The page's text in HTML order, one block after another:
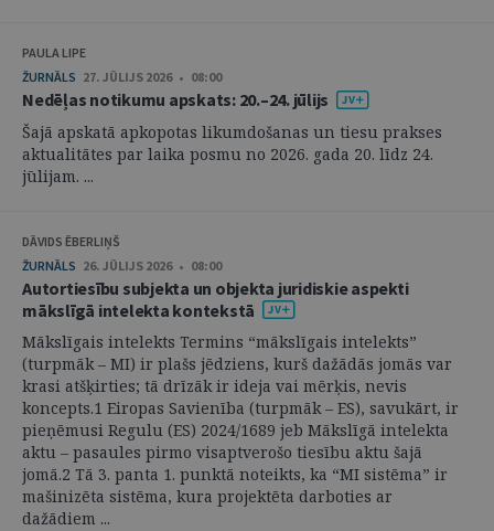
PAULA LIPE
ŽURNĀLS 27. JŪLIJS 2026 • 08:00
Nedēļas notikumu apskats: 20.–24. jūlijs
Šajā apskatā apkopotas likumdošanas un tiesu prakses
aktualitātes par laika posmu no 2026. gada 20. līdz 24.
jūlijam. ...
DĀVIDS ĒBERLIŅŠ
ŽURNĀLS 26. JŪLIJS 2026 • 08:00
Autortiesību subjekta un objekta juridiskie aspekti
mākslīgā intelekta kontekstā
Mākslīgais intelekts Termins “mākslīgais intelekts”
(turpmāk – MI) ir plašs jēdziens, kurš dažādās jomās var
krasi atšķirties; tā drīzāk ir ideja vai mērķis, nevis
koncepts.1 Eiropas Savienība (turpmāk – ES), savukārt, ir
pieņēmusi Regulu (ES) 2024/1689 jeb Mākslīgā intelekta
aktu – pasaules pirmo visaptverošo tiesību aktu šajā
jomā.2 Tā 3. panta 1. punktā noteikts, ka “MI sistēma” ir
mašinizēta sistēma, kura projektēta darboties ar
dažādiem ...